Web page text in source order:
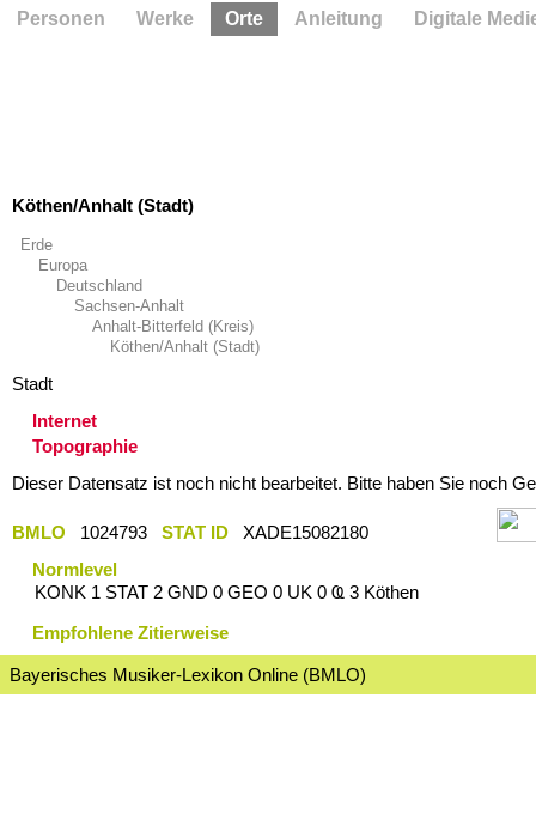
Köthen/Anhalt (Stadt)
Erde
Europa
Deutschland
Sachsen-Anhalt
Anhalt-Bitterfeld (Kreis)
Köthen/Anhalt (Stadt)
Stadt
Internet
Topographie
Dieser Datensatz ist noch nicht bearbeitet. Bitte haben Sie noch
BMLO 1024793 STAT ID
XADE15082180
Normlevel
KONK 1 STAT 2 GND 0 GEO 0 UK 0 Ҩ 3 Köthen
Empfohlene Zitierweise
Bayerisches Musiker-Lexikon Online (BMLO)
Personen Werke Orte Anleitung Digitale